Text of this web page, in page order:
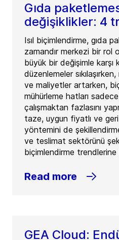
Gıda
değişiklikler: 4
Isıl biçimlendirme, gıda
zamandır merkezi bir rol
büyük bir değişimle karşı
düzenlemeler
ve maliyetler artarken,
mühürleme hatları
çalışmaktan fazlasını
taze, uygun fiyatlı ve
yöntemini de
ve teslimat sektörünü
biçimlendirme trendlerine
Read more
GEA Cloud: